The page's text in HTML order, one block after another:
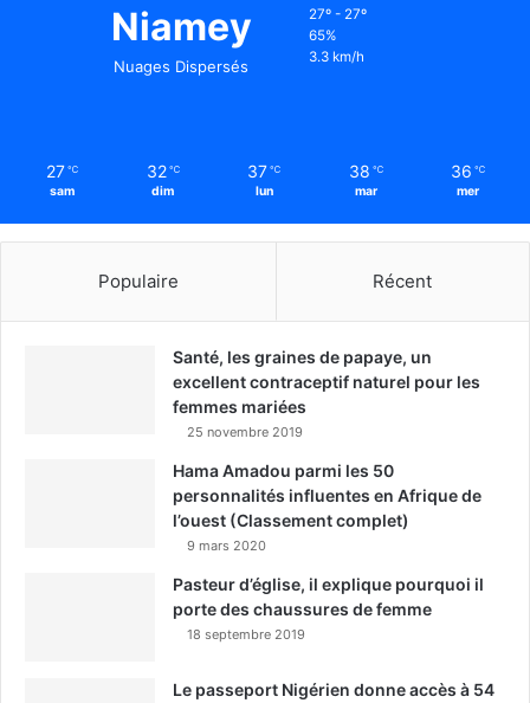
Niamey
Nuages Dispersés
27º - 27º
65%
3.3 km/h
27 ℃
sam
32 ℃
dim
37 ℃
lun
38 ℃
mar
36 ℃
mer
Populaire Récent
Santé, les graines de papaye, un
excellent contraceptif naturel pour les
femmes mariées
25 novembre 2019
Hama Amadou parmi les 50
personnalités influentes en Afrique de
l’ouest (Classement complet)
9 mars 2020
Pasteur d’église, il explique pourquoi il
porte des chaussures de femme
18 septembre 2019
Le passeport Nigérien donne accès à 54